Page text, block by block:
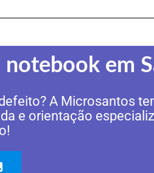
notebook em
A Microsantos
e orientação